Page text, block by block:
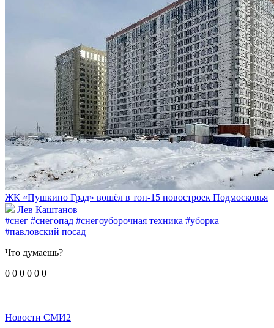
ЖК «Пушкино Град» вошёл в топ-15 новостроек Подмосковья
Лев Каштанов
#снег #снегопад #снегоуборочная техника #уборка
#павловский посад
Что думаешь?
0 0 0 0 0 0
Новости СМИ2